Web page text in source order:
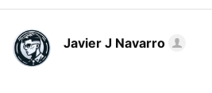
Javier J Navarro